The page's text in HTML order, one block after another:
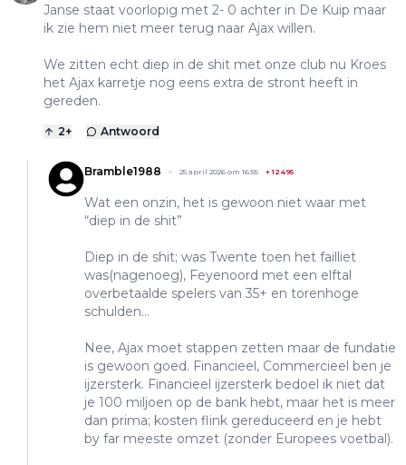
Janse staat voorlopig met 2- 0 achter in De Kuip maar
ik zie hem niet meer terug naar Ajax willen.
We zitten echt diep in de shit met onze club nu Kroes
het Ajax karretje nog eens extra de stront heeft in
gereden.
2+ Antwoord
Bramble1988 25 april 2026 om 16:55 +12495
Wat een onzin, het is gewoon niet waar met
“diep in de shit”
Diep in de shit; was Twente toen het failliet
was(nagenoeg), Feyenoord met een elftal
overbetaalde spelers van 35+ en torenhoge
schulden…
Nee, Ajax moet stappen zetten maar de fundatie
is gewoon goed. Financieel, Commercieel ben je
ijzersterk. Financieel ijzersterk bedoel ik niet dat
je 100 miljoen op de bank hebt, maar het is meer
dan prima; kosten flink gereduceerd en je hebt
by far meeste omzet (zonder Europees voetbal).